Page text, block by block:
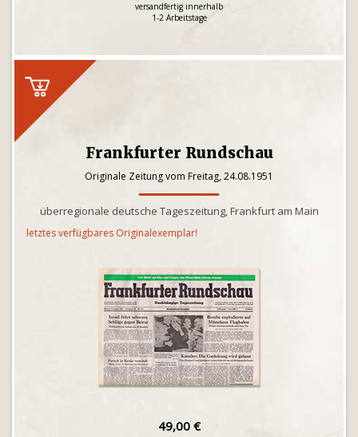
versandfertig innerhalb
1-2 Arbeitstage
Frankfurter Rundschau
Originale Zeitung vom Freitag, 24.08.1951
überregionale deutsche Tageszeitung, Frankfurt am Main
letztes verfügbares Originalexemplar!
49,00 €